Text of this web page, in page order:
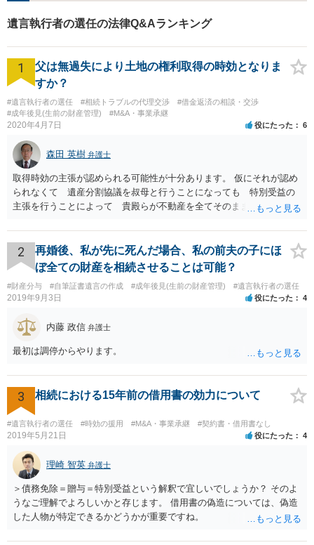
遺言執行者の選任の法律Q&Aランキング
1
父は無過失により土地の権利取得の時効となりま
すか？
#遺言執行者の選任 #相続トラブルの代理交渉
#借金返済の相談・交渉
#成年後見(生前の財産管理)
#M&A・事業承継
2020年4月7日 役にたった 6
森田 英樹 弁護士
取得時効の主張が認められる可能性が十分あります。 仮にそれが認め
られなくて 遺産分割協議を叔母と行うことになっても 特別受益の
主張を行うことによって 貴殿らが不動産を全てそのまま取得できる
2
再婚後、私が先に死んだ場合、私の前夫の子にほ
ぼ全ての財産を相続させることは可能？
#財産分与 #自筆証書遺言の作成 #成年後見(生前の財産管理) #遺言執行者の選任
2019年9月3日 役にたった 4
内藤 政信 弁護士
最初は調停からやります。
3 相続における15年前の借用書の効力について
#遺言執行者の選任 #時効の援用 #M&A・事業承継 #契約書・借用書なし
2019年5月21日 役にたった 4
理崎 智英 弁護士
＞債務免除＝贈与＝特別受益という解釈で宜しいでしょうか？ そのよ
うなご理解でよろしいかと存じます。 借用書の偽造については、偽造
した人物が特定できるかどうかが重要ですね。